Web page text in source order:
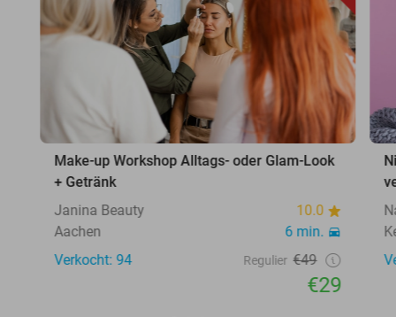
Make-up Workshop Alltags- oder Glam-Look
+ Getränk
Janina Beauty
10.0
Aachen
6 min.
Verkocht: 94
Regulier €49
€29